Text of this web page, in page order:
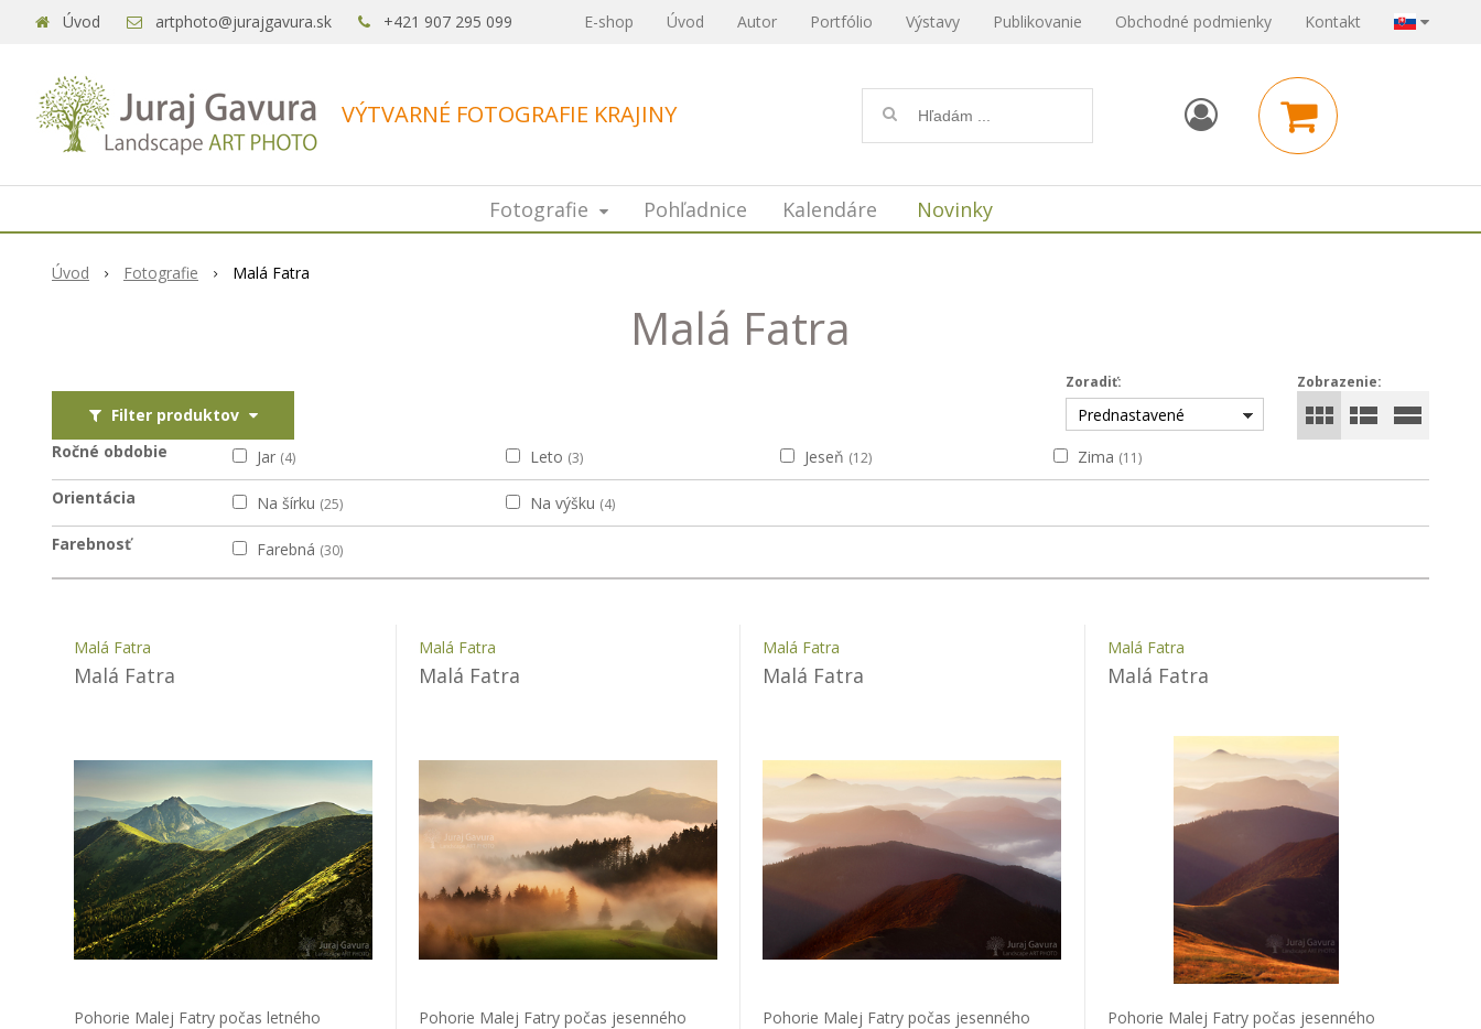
VÝTVARNÉ FOTOGRAFIE KRAJINY
Úvod artphoto@jurajgavura.sk +421 907 295 099 E-shop Úvod Autor Portfólio Výstavy Publikovanie Obchodné podmienky Kontakt
Úvod Fotografie Malá Fatra
Malá Fatra
Filter produktov
Zobrazenie:
Zoradiť:
Prednastavené
Ročné obdobie
Jar (4) Leto (3) Jeseň (12) Zima (11)
Orientácia Na šírku (25) Na výšku (4)
Farebnosť Farebná (30)
Malá Fatra
Malá Fatra
Pohorie Malej Fatry počas letného
Malá Fatra
Malá Fatra
Pohorie Malej Fatry počas jesenného
Malá Fatra
Malá Fatra
Pohorie Malej Fatry počas jesenného
Malá Fatra
Malá Fatra
Pohorie Malej Fatry počas jesenného
Fotografie Pohľadnice Kalendáre Novinky